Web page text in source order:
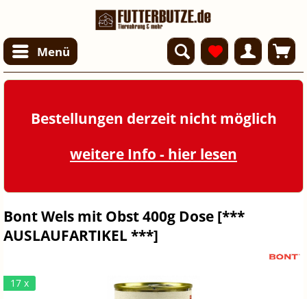
Menü
Bestellungen derzeit nicht möglich
weitere Info - hier lesen
Bont Wels mit Obst 400g Dose [***
AUSLAUFARTIKEL ***]
17 x